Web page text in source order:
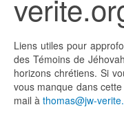
Liens utiles pour
des Témoins de
horizons chrétiens. Si
vous manque dans
mail à thomas@jw-